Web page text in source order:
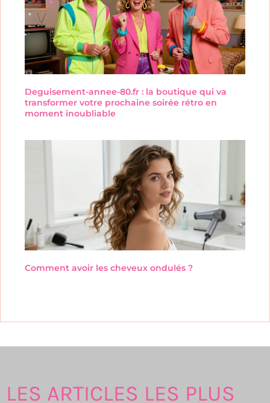
Deguisement-annee-80.fr : la boutique qui va
transformer votre prochaine soirée rétro en
moment inoubliable
Comment avoir les cheveux ondulés ?
LES ARTICLES LES PLUS